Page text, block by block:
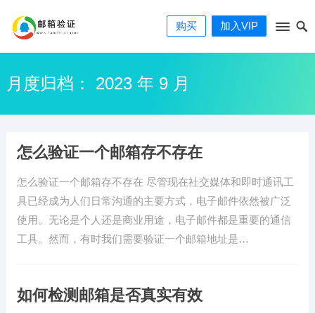
购买 加入VIP
月度归档： 2023 年 9 月
怎么验证一个邮箱存不存在
怎么验证一个邮箱存不存在 尽管现在社交媒体和即时通讯工
具已经成为人们日常沟通的主要方式，电子邮件依然被广泛
使用。无论是个人还是商业用途，电子邮件都是重要的通信
工具。然而，有时我们需要验证一个邮箱地址是…
如何检测邮箱是否真实有效